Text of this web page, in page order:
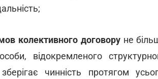
колективного договоруне
відокремленого
чинність протягом